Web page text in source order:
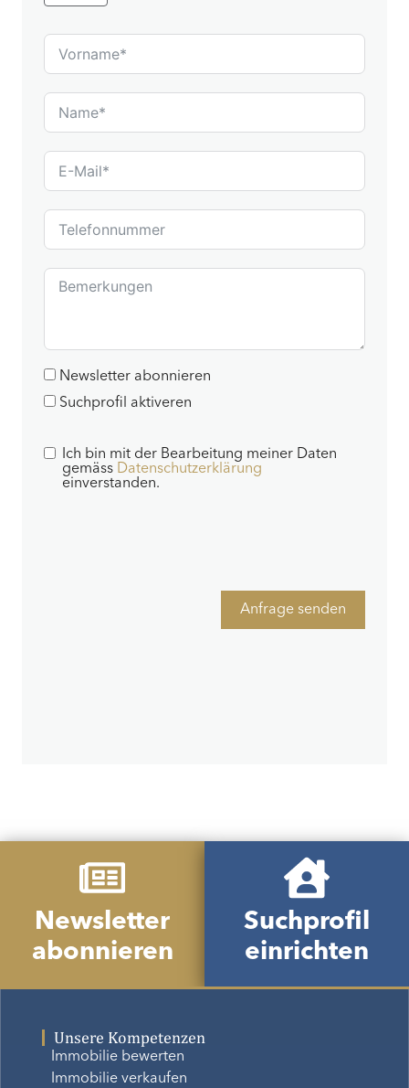
Newsletter abonnieren
Suchprofil aktiveren
Ich bin mit der Bearbeitung meiner Daten
gemäss Datenschutzerklärung
einverstanden.
Anfrage senden
Newsletter
abonnieren
Suchprofil
einrichten
Unsere Kompetenzen
Immobilie bewerten
Immobilie verkaufen